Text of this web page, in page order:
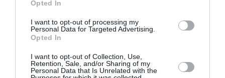
Opted In
I want to opt-out of processing my
Personal Data for Targeted Advertising.
Opted In
I want to opt-out of Collection, Use,
Retention, Sale, and/or Sharing of my
Personal Data that Is Unrelated with the
Morel & Frères » de 1971 à 1980. Embauché pour faire
la plonge dans la restauration, il obtient un Contrat à
rue Vaugirard (15ème arrondissement de Paris) de